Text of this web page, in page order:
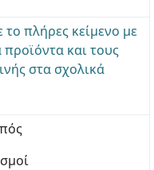
πλήρες κείμενο με
προϊόντα και τους
στα σχολικά